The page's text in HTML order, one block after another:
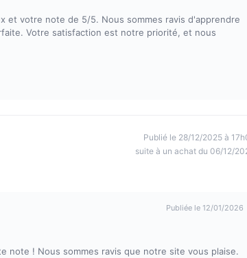
et votre note de 5/5. Nous sommes ravis d'apprendre
Votre satisfaction est notre priorité, et nous
Publié le 28/12/2025 à
suite à un achat du 06/12/
Publiée le 12/01/2026
! Nous sommes ravis que notre site vous plaise.